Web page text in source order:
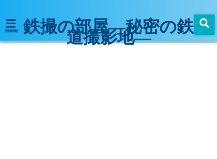
menu 鉄撮の部屋―秘密の鉄
道撮影地―